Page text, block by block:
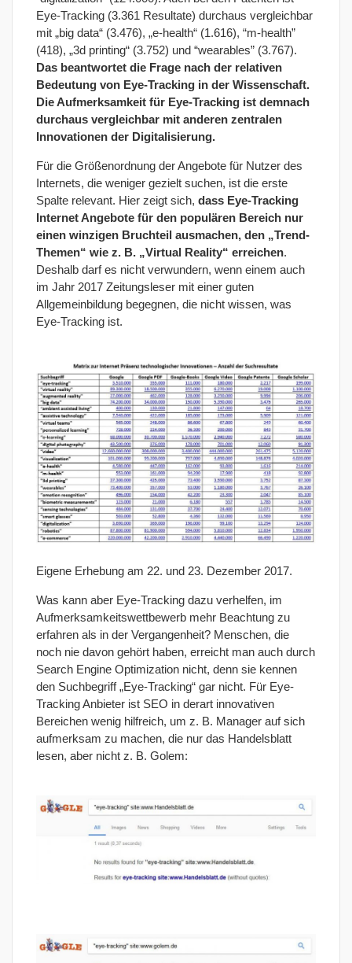
Eye-Tracking (3.361 Resultate) durchaus vergleichbar
mit „big data“ (3.476), „e-health“ (1.616), “m-health”
(418), „3d printing“ (3.752) und “wearables” (3.767).
Das beantwortet die Frage nach der relativen
Bedeutung von Eye-Tracking in der Wissenschaft.
Die Aufmerksamkeit für Eye-Tracking ist demnach
durchaus vergleichbar mit anderen zentralen
Innovationen der Digitalisierung.
Für die Größenordnung der Angebote für Nutzer des
Internets, die weniger gezielt suchen, ist die erste
Spalte relevant. Hier zeigt sich, dass Eye-Tracking
Internet Angebote für den populären Bereich nur
einen winzigen Bruchteil ausmachen, den „Trend-
Themen“ wie z. B. „Virtual Reality“ erreichen.
Deshalb darf es nicht verwundern, wenn einem auch
im Jahr 2017 Zeitungsleser mit einer guten
Allgemeinbildung begegnen, die nicht wissen, was
Eye-Tracking ist.
Eigene Erhebung am 22. und 23. Dezember 2017.
Was kann aber Eye-Tracking dazu verhelfen, im
Aufmerksamkeitswettbewerb mehr Beachtung zu
erfahren als in der Vergangenheit? Menschen, die
noch nie davon gehört haben, erreicht man auch durch
Search Engine Optimization nicht, denn sie kennen
den Suchbegriff „Eye-Tracking“ gar nicht. Für Eye-
Tracking Anbieter ist SEO in derart innovativen
Bereichen wenig hilfreich, um z. B. Manager auf sich
aufmerksam zu machen, die nur das Handelsblatt
lesen, aber nicht z. B. Golem: